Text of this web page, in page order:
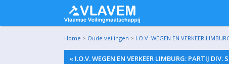
Home > Oude veilingen > I.O.V. WEGEN EN VERKEER
« I.O.V. WEGEN EN VERKEER LIMBURG: PARTIJ